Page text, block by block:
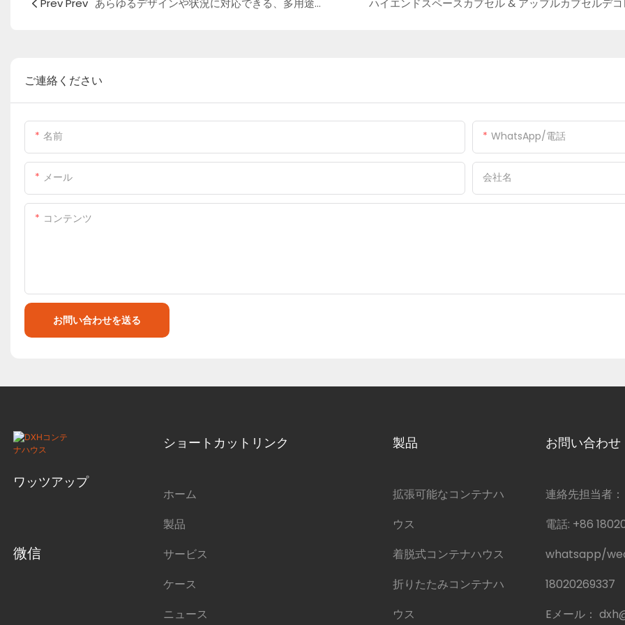
ご連絡ください
名前 WhatsApp/電話
メール 会社名
コンテンツ
お問い合わせを送る
ワッツアップ
微信
ショートカットリンク
ホーム
製品
サービス
ケース
ニュース
製品
拡張可能なコンテナハ
ウス
着脱式コンテナハウス
折りたたみコンテナハ
ウス
お問い合わせ
連絡先担当者
電話: +86
whatsapp/
18020269337
Eメール：